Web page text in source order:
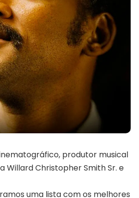
produtor musical
Willard Christopher Smith Sr. e
uma lista com os melhores